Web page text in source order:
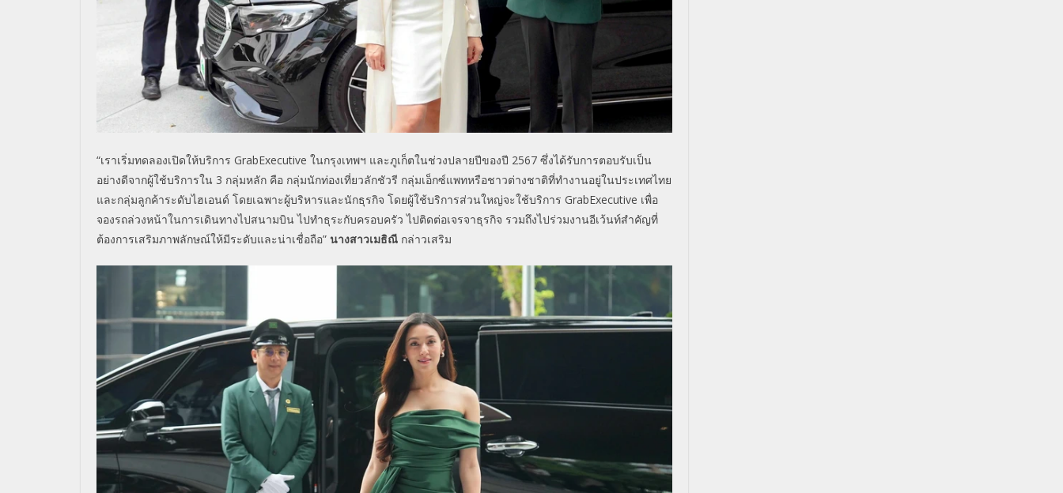
“เราเริ่มทดลองเปิดให้บริการ GrabExecutive ในกรุงเทพฯ และภูเก็ตในช่วงปลายปีของปี 2567 ซึ่งได้รับการตอบรับเป็น
อย่างดีจากผู้ใช้บริการใน 3 กลุ่มหลัก คือ กลุ่มนักท่องเที่ยวลักชัวรี กลุ่มเอ็กซ์แพทหรือชาวต่างชาติที่ทำงานอยู่ในประเทศไทย
และกลุ่มลูกค้าระดับไฮเอนด์ โดยเฉพาะผู้บริหารและนักธุรกิจ โดยผู้ใช้บริการส่วนใหญ่จะใช้บริการ GrabExecutive เพื่อ
จองรถล่วงหน้าในการเดินทางไปสนามบิน ไปทำธุระกับครอบครัว ไปติดต่อเจรจาธุรกิจ รวมถึงไปร่วมงานอีเว้นท์สำคัญที่
ต้องการเสริมภาพลักษณ์ให้มีระดับและน่าเชื่อถือ” นางสาวเมธิณี กล่าวเสริม